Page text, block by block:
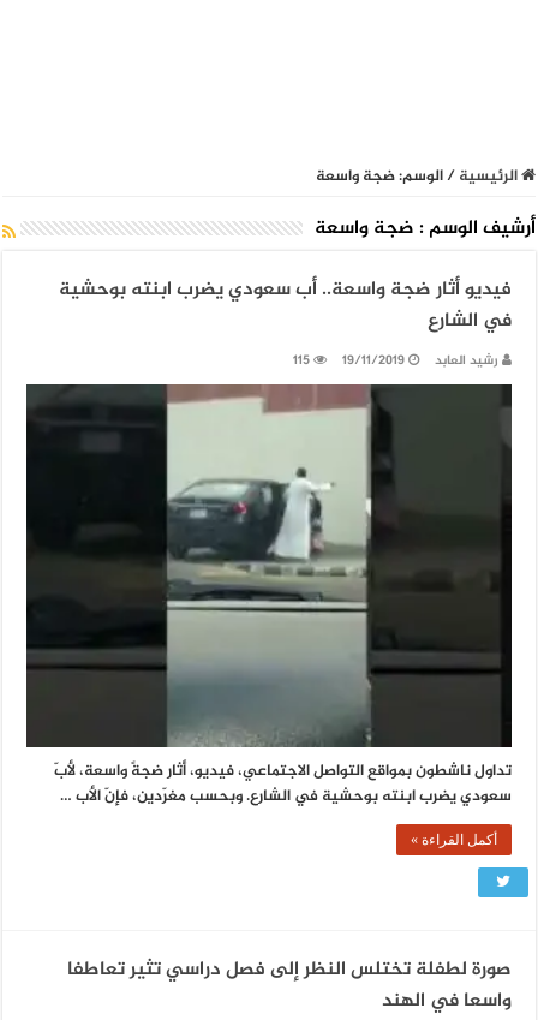
الرئيسية/الوسم:ضجة واسعة
أرشيف الوسم : ضجة واسعة
فيديو أثار ضجة واسعة.. أب سعودي يضرب ابنته بوحشية
في الشارع
رشيد العابد 19/11/2019
115
تداول ناشطون بمواقع التواصل الاجتماعي، فيديو، أثار ضجةً واسعة، لأبّ
سعودي يضرب ابنته بوحشية في الشارع. وبحسب مغرّدين، فإنّ الأب …
أكمل القراءة »
صورة لطفلة تختلس النظر إلى فصل دراسي تثير تعاطفا
واسعا في الهند